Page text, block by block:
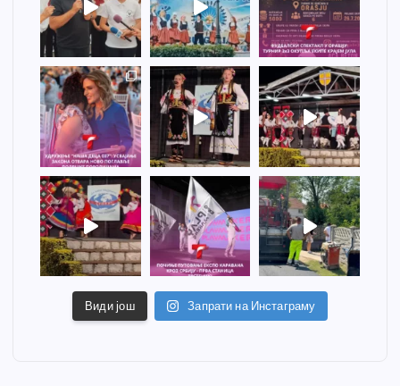
Види још Запрати на Инстаграму